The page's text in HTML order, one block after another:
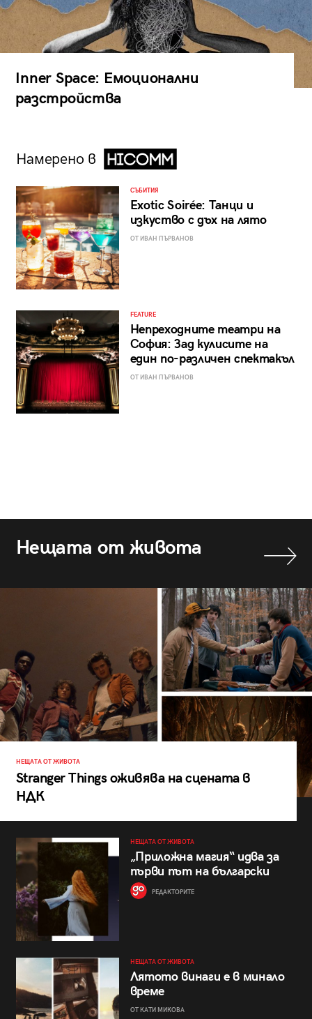
Inner Space: Емоционални
разстройства
Намерено в
СЪБИТИЯ
Exotic Soirée: Танци и
изкуство с дъх на лято
ОТ ИВАН ПЪРВАНОВ
FEATURE
Непреходните театри на
София: Зад кулисите на
един по-различен спектакъл
ОТ ИВАН ПЪРВАНОВ
Нещата от живота
НЕЩАТА ОТ ЖИВОТА
Stranger Things оживява на сцената в
НДК
НЕЩАТА ОТ ЖИВОТА
„Приложна магия“ идва за
първи път на български
РЕДАКТОРИТЕ
НЕЩАТА ОТ ЖИВОТА
Лятото винаги е в минало
време
ОТ КАТИ МИКОВА